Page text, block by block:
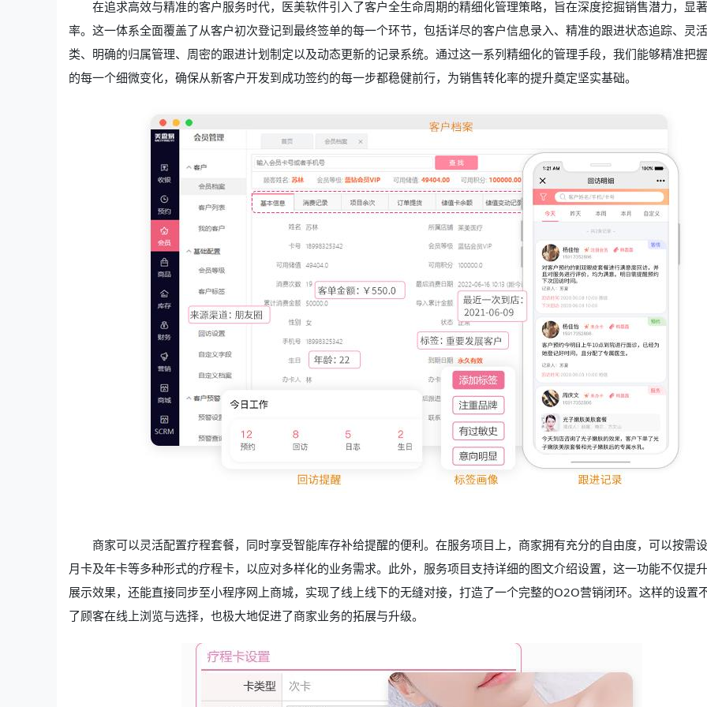
在追求高效与精准的客户服务时代，医美软件引入了客户全生命周期的精细化管理策略，旨在深度挖掘销售潜力，显
率。这一体系全面覆盖了从客户初次登记到最终签单的每一个环节，包括详尽的客户信息录入、精准的跟进状态追踪、灵
类、明确的归属管理、周密的跟进计划制定以及动态更新的记录系统。通过这一系列精细化的管理手段，我们能够精准把
的每一个细微变化，确保从新客户开发到成功签约的每一步都稳健前行，为销售转化率的提升奠定坚实基础。
商家可以灵活配置疗程套餐，同时享受智能库存补给提醒的便利。在服务项目上，商家拥有充分的自由度，可以按需
月卡及年卡等多种形式的疗程卡，以应对多样化的业务需求。此外，服务项目支持详细的图文介绍设置，这一功能不仅提
展示效果，还能直接同步至小程序网上商城，实现了线上线下的无缝对接，打造了一个完整的O2O营销闭环。这样的设置
了顾客在线上浏览与选择，也极大地促进了商家业务的拓展与升级。